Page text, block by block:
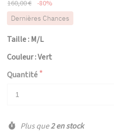
160,00 € -80%
Dernières Chances
Taille : M/L
Couleur : Vert
Quantité
Plus que2 en stock